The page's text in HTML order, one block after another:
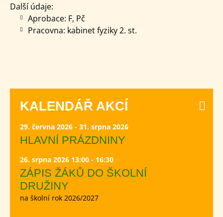
Další údaje:
Aprobace: F, Pč
Pracovna: kabinet fyziky 2. st.
KALENDÁŘ AKCÍ
29. června 2026 - 31. srpna 2026
HLAVNÍ PRÁZDNINY
26. srpna 2026 13:00 - 16:30
ZÁPIS ŽÁKŮ DO ŠKOLNÍ
DRUŽINY
na školní rok 2026/2027